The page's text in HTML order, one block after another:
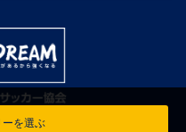
を選ぶ
All Rights Reserved.